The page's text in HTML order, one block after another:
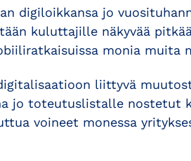
digiloikkansa jo
kuluttajille näkyvää
monia muita
liittyvä
jo toteutuslistalle nostetut
voineet monessa